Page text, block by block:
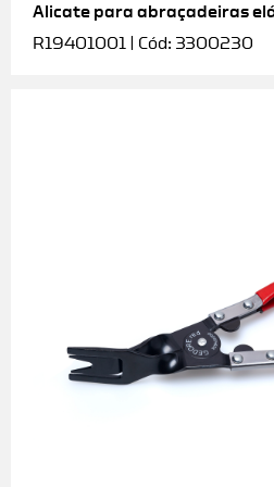
Alicate para abraçadeiras
R19401001 | Cód: 3300230